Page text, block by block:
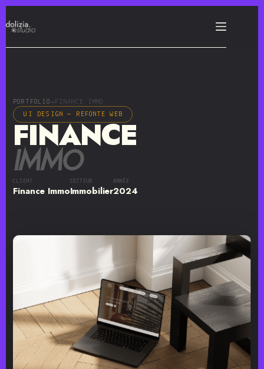
PORTFOLIO→ FINANCE IMMO
UI DESIGN — REFONTE WEB
FINANCE
IMMO
CLIENT
Finance Immo
SECTEUR
Immobilier
ANNÉE
2024